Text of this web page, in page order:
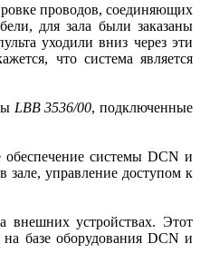
проводов, соединяющих
для зала были заказаны
уходили вниз через эти
что система является
LBB 3536/00, подключенные
обеспечение системы DCN и
зале, управление доступом к
внешних устройствах. Этот
базе оборудования DCN и